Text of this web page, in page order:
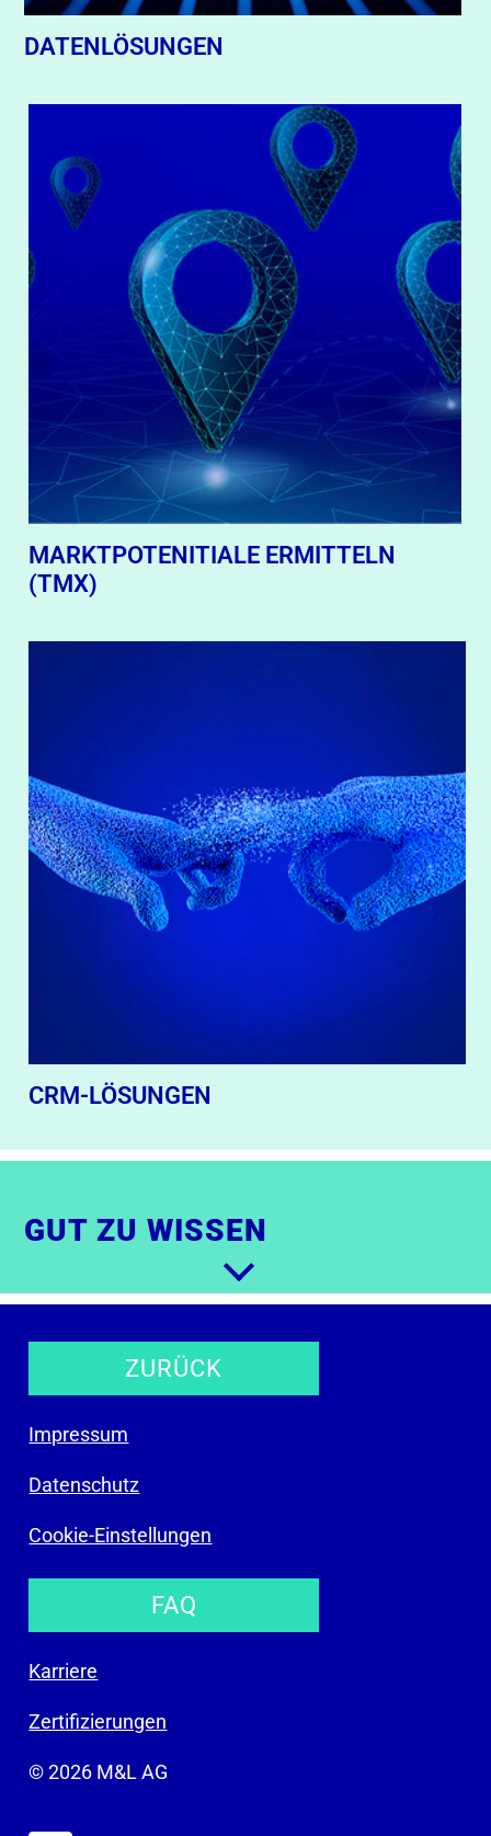
DATENLÖSUNGEN
MARKTPOTENITIALE ERMITTELN
(TMX)
CRM-LÖSUNGEN
GUT ZU WISSEN
ZURÜCK
Impressum
Datenschutz
Cookie-Einstellungen
FAQ
Karriere
Zertifizierungen
© 2026 M&L AG